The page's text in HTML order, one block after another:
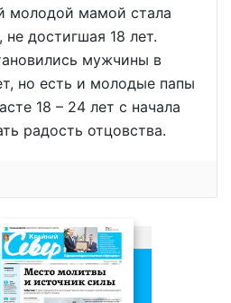
молодой мамой стала
достигшая 18 лет.
мужчины в
но есть и молодые папы
18 – 24 лет с начала
радость отцовства.